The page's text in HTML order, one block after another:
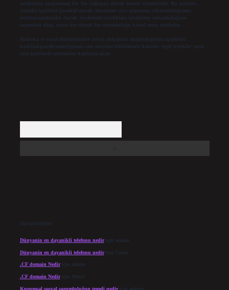
tarafından onaylanmış bir Yer Sağlayıcı olarak hizmet vermektedir. Bu nedenle,
sitedeki içerikleri proaktif olarak denetleme veya araştırma yükümlülüğümüz
bulunmamaktadır. Ancak, üyelerimiz yazdıkları içeriklerin sorumluluğunu
taşımakta olup, siteye üye olarak bu sorumluluğu kabul etmiş sayılırlar.
Hukuka ve yasal düzenlemelere aykırı olduğunu düşündüğünüz içerikleri,
backlinkpanelicomtr@gmail.comadresine bildirmeniz halinde, ilgili içerikler yasal
süre içerisinde sitemizden kaldırılacaktır.
Son yorumlar
Dünyanin en dayanikli telefonu nediriçin admin
Dünyanin en dayanikli telefonu nediriçin Cesur
.CF domain Nediriçin admin
.CF domain Nediriçin Merve
Kurumsal sosyal sorumluluğun temeli nediriçin admin